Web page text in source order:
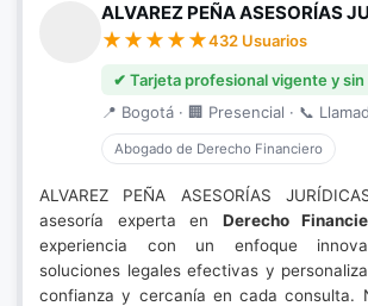
ALVAREZ PEÑA ASESORÍAS
432 Usuarios
✔ Tarjeta profesional vigente y
📍 Bogotá · 🏢 Presencial · 📞
Abogado de Derecho Financiero
ALVAREZ PEÑA ASESORÍAS
asesoría experta en Derecho
experiencia con un enfoque
soluciones legales efectivas y
confianza y cercanía en cada consulta.